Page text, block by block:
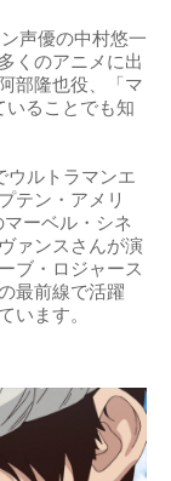
声優の中村悠一
くのアニメに出
部隆也役、「マ
いることでも知
ウルトラマンエ
テン・アメリ
ーベル・シネ
ァンスさんが演
ブ・ロジャース
最前線で活躍
います。